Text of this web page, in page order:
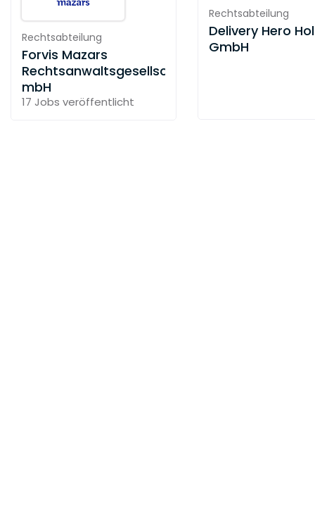
Rechtsabteilung
Forvis Mazars
Rechtsanwaltsgesellschaft
mbH
17 Jobs veröffentlicht
Rechtsabteilung
Delivery Hero
GmbH